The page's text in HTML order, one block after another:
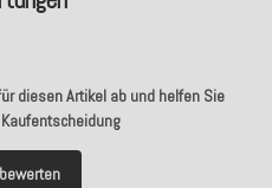
diesen Artikel ab und helfen Sie